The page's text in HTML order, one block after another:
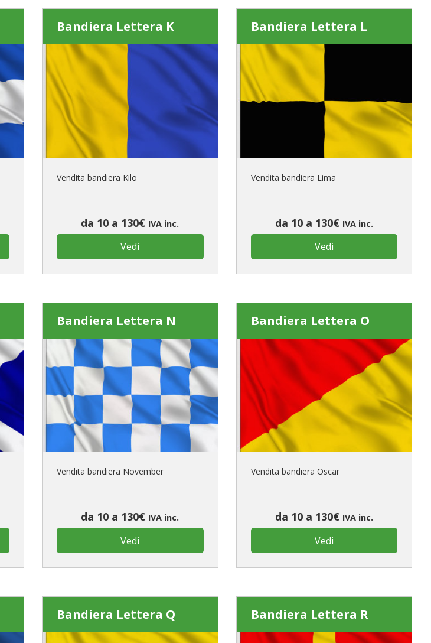
Bandiera Lettera K
Vendita bandiera Kilo
da 10 a 130€ IVA inc.
Vedi
Bandiera Lettera L
Vendita bandiera Lima
da 10 a 130€ IVA inc.
Vedi
Bandiera Lettera N
Vendita bandiera November
da 10 a 130€ IVA inc.
Vedi
Bandiera Lettera O
Vendita bandiera Oscar
da 10 a 130€ IVA inc.
Vedi
Bandiera Lettera Q Bandiera Lettera R